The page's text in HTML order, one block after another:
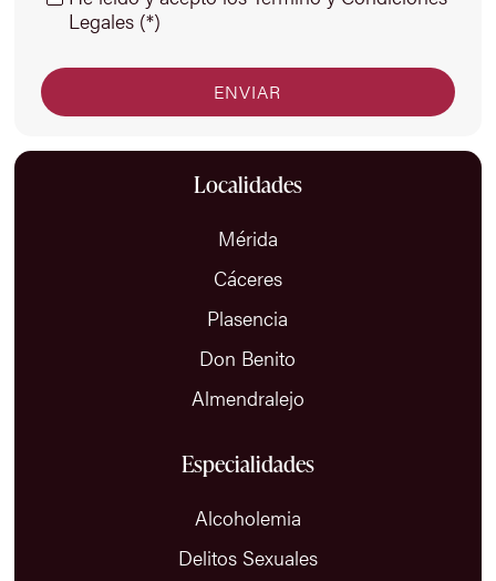
Legales (*)
Localidades
Mérida
Cáceres
Plasencia
Don Benito
Almendralejo
Especialidades
Alcoholemia
Delitos Sexuales